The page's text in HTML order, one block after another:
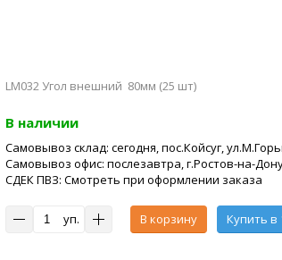
LM032 Угол внешний 80мм (25 шт)
В наличии
Самовывоз склад: сегодня, пос.Койсуг,
Самовывоз офис: послезавтра, г.Ростов-на-
СДЕК ПВЗ: Смотреть при оформлении заказа
уп. В корзину Купить в